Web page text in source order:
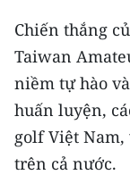
VỀ BÁO NHÂN
THỜI NAY
NHÂN DÂN
NHÂN DÂN
Chiến thắng
Taiwan
niềm tự hào
huấn luyện,
golf Việt
trên cả nước.